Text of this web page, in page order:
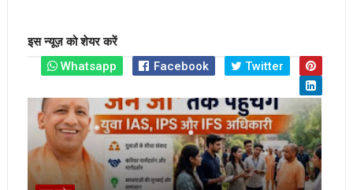
इस न्यूज़ को शेयर करें
Whatsapp
Facebook Twitter